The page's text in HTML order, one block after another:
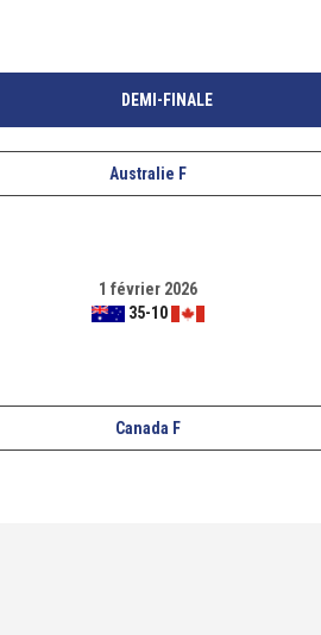
DEMI-FINALE
Australie F
1 février 2026
35-10
Canada F